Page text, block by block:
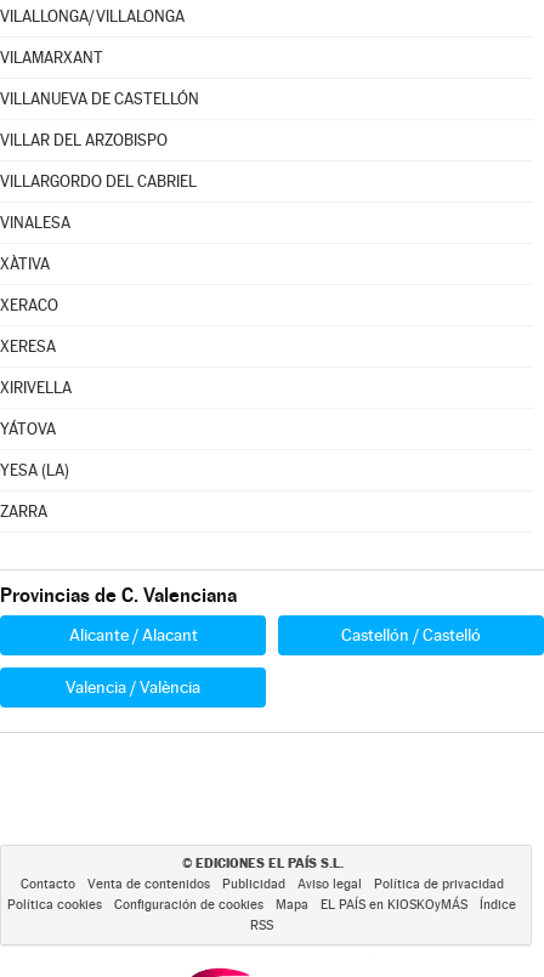
VILALLONGA/VILLALONGA
VILAMARXANT
VILLANUEVA DE CASTELLÓN
VILLAR DEL ARZOBISPO
VILLARGORDO DEL CABRIEL
VINALESA
XÀTIVA
XERACO
XERESA
XIRIVELLA
YÁTOVA
YESA (LA)
ZARRA
Provincias de C. Valenciana
Alicante / Alacant Castellón / Castelló
Valencia / València
© EDICIONES EL PAÍS S.L.
Contacto Venta de contenidos Publicidad Aviso legal
Política de privacidad
Política cookies
Configuración de cookies Mapa EL PAÍS en KIOSKOyMÁS
Índice
RSS